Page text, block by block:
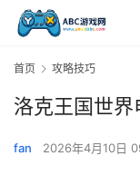
首页 攻略技巧
洛克王国世界
fan 2026年4月10日